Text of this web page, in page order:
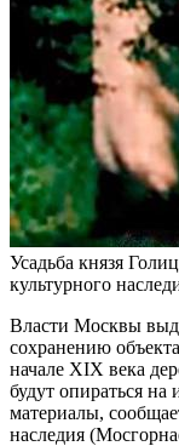
Усадьба князя
культурного
Власти Москвы
сохранению
начале XIX века
будут опираться
материалы,
наследия